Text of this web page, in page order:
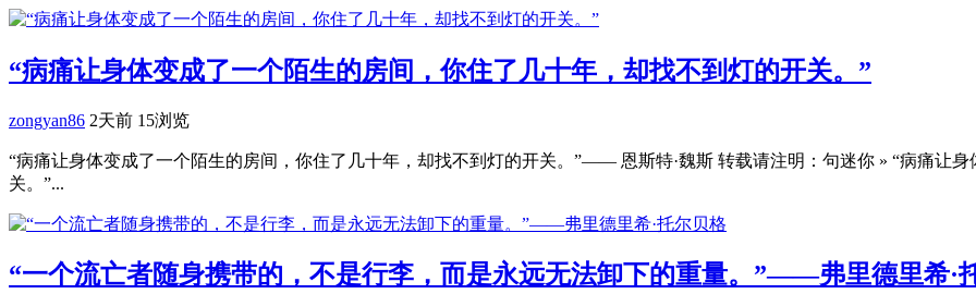
“病痛让身体变成了一个陌生的房间，你住了几十年，却找不到灯的开关。”
zongyan86 2天前 15浏览
“病痛让身体变成了一个陌生的房间，你住了几十年，却找不到灯的开关。”—— 恩斯特·魏斯 转载请注明：句迷你 » “病痛让
关。”...
“一个流亡者随身携带的，不是行李，而是永远无法卸下的重量。”——弗里德里希·